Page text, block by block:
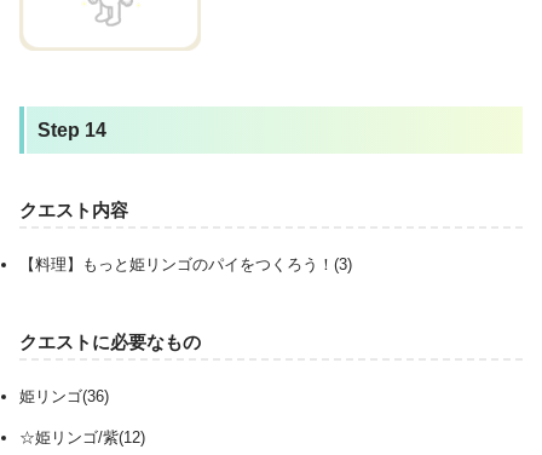
Step 14
クエスト内容
【料理】もっと姫リンゴのパイをつくろう！(3)
クエストに必要なもの
姫リンゴ(36)
☆姫リンゴ/紫(12)